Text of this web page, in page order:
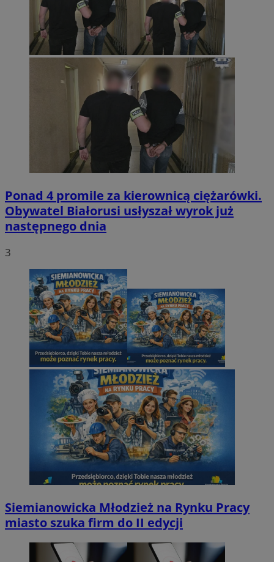
Ponad 4 promile za kierownicą ciężarówki.
Obywatel Białorusi usłyszał wyrok już
następnego dnia
3
Siemianowicka Młodzież na Rynku Pracy
miasto szuka firm do II edycji